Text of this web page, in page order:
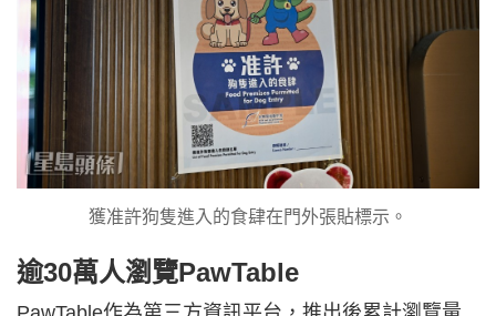
獲准許狗隻進入的食肆在門外張貼標示。
逾30萬人瀏覽PawTable